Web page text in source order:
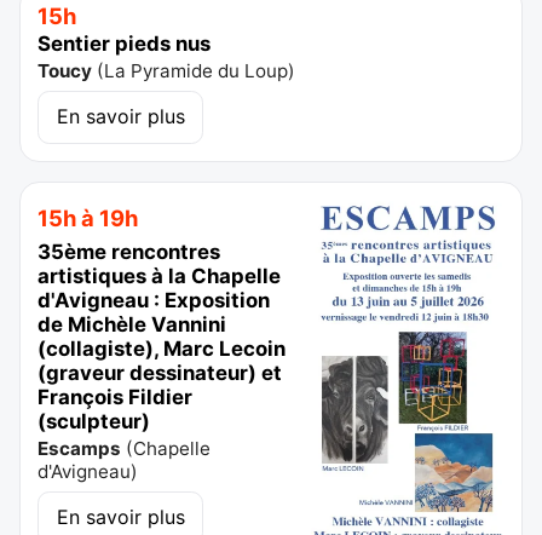
15h
Sentier pieds nus
Toucy (La Pyramide du Loup)
En savoir plus
15h à 19h
35ème rencontres
artistiques à la Chapelle
d'Avigneau : Exposition
de Michèle Vannini
(collagiste), Marc Lecoin
(graveur dessinateur) et
François Fildier
(sculpteur)
Escamps (Chapelle
d'Avigneau)
En savoir plus